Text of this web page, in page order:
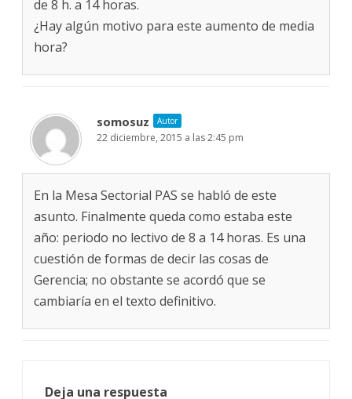
de 8 h. a 14 horas.
¿Hay algún motivo para este aumento de media
hora?
somosuz Autor
22 diciembre, 2015 a las 2:45 pm
En la Mesa Sectorial PAS se habló de este
asunto. Finalmente queda como estaba este
año: periodo no lectivo de 8 a 14 horas. Es una
cuestión de formas de decir las cosas de
Gerencia; no obstante se acordó que se
cambiaría en el texto definitivo.
Deja una respuesta